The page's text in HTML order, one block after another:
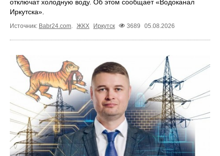
отключат холодную воду. Об этом сообщает «Водоканал
Иркутска».
Источник: Babr24.com. ЖКХ Иркутск 3689 05.08.2026